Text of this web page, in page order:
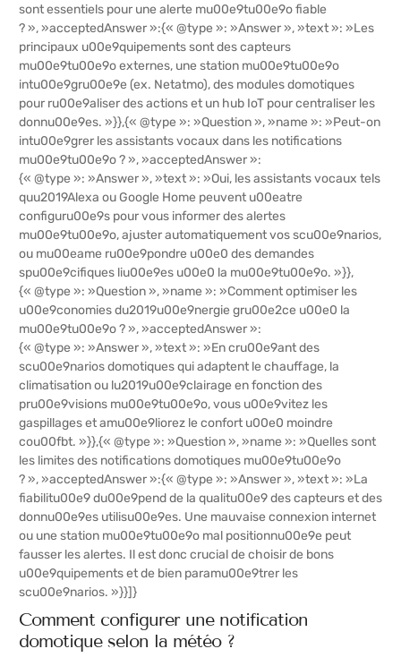
sont essentiels pour une alerte mu00e9tu00e9o fiable
? », »acceptedAnswer »:{« @type »: »Answer », »text »: »Les
principaux u00e9quipements sont des capteurs
mu00e9tu00e9o externes, une station mu00e9tu00e9o
intu00e9gru00e9e (ex. Netatmo), des modules domotiques
pour ru00e9aliser des actions et un hub IoT pour centraliser les
donnu00e9es. »}},{« @type »: »Question », »name »: »Peut-on
intu00e9grer les assistants vocaux dans les notifications
mu00e9tu00e9o ? », »acceptedAnswer »:
{« @type »: »Answer », »text »: »Oui, les assistants vocaux tels
quu2019Alexa ou Google Home peuvent u00eatre
configuru00e9s pour vous informer des alertes
mu00e9tu00e9o, ajuster automatiquement vos scu00e9narios,
ou mu00eame ru00e9pondre u00e0 des demandes
spu00e9cifiques liu00e9es u00e0 la mu00e9tu00e9o. »}},
{« @type »: »Question », »name »: »Comment optimiser les
u00e9conomies du2019u00e9nergie gru00e2ce u00e0 la
mu00e9tu00e9o ? », »acceptedAnswer »:
{« @type »: »Answer », »text »: »En cru00e9ant des
scu00e9narios domotiques qui adaptent le chauffage, la
climatisation ou lu2019u00e9clairage en fonction des
pru00e9visions mu00e9tu00e9o, vous u00e9vitez les
gaspillages et amu00e9liorez le confort u00e0 moindre
cou00fbt. »}},{« @type »: »Question », »name »: »Quelles sont
les limites des notifications domotiques mu00e9tu00e9o
? », »acceptedAnswer »:{« @type »: »Answer », »text »: »La
fiabilitu00e9 du00e9pend de la qualitu00e9 des capteurs et des
donnu00e9es utilisu00e9es. Une mauvaise connexion internet
ou une station mu00e9tu00e9o mal positionnu00e9e peut
fausser les alertes. Il est donc crucial de choisir de bons
u00e9quipements et de bien paramu00e9trer les
scu00e9narios. »}}]}
Comment configurer une notification
domotique selon la météo ?